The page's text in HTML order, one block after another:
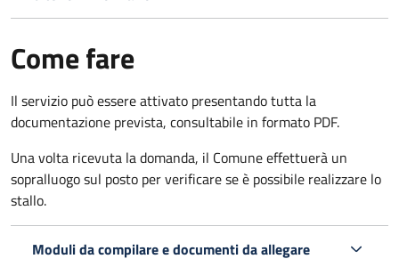
Come fare
Il servizio può essere attivato presentando tutta la
documentazione prevista, consultabile in formato PDF.
Una volta ricevuta la domanda, il Comune effettuerà un
sopralluogo sul posto per verificare se è possibile realizzare lo
stallo.
Moduli da compilare e documenti da allegare